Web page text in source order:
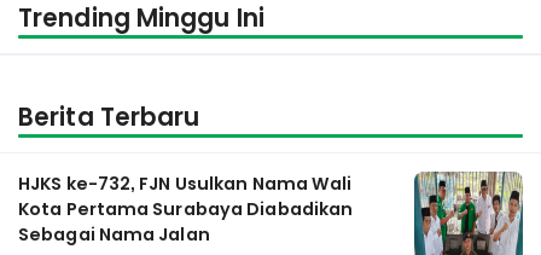
Trending Minggu Ini
Berita Terbaru
HJKS ke-732, FJN Usulkan Nama Wali
Kota Pertama Surabaya Diabadikan
Sebagai Nama Jalan